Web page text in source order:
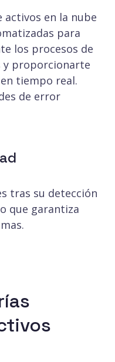
activos en la nube
para
los procesos de
y proporcionarte
tiempo real.
de error
tras su detección
que garantiza